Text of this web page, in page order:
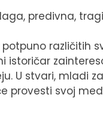
predivna,
potpuno različitih
istoričar
U stvari, mladi
provesti svoj